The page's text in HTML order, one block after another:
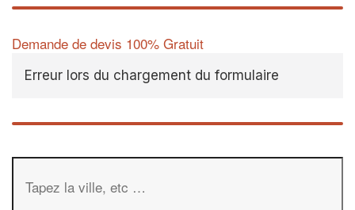
Demande de devis 100% Gratuit
Erreur lors du chargement du formulaire